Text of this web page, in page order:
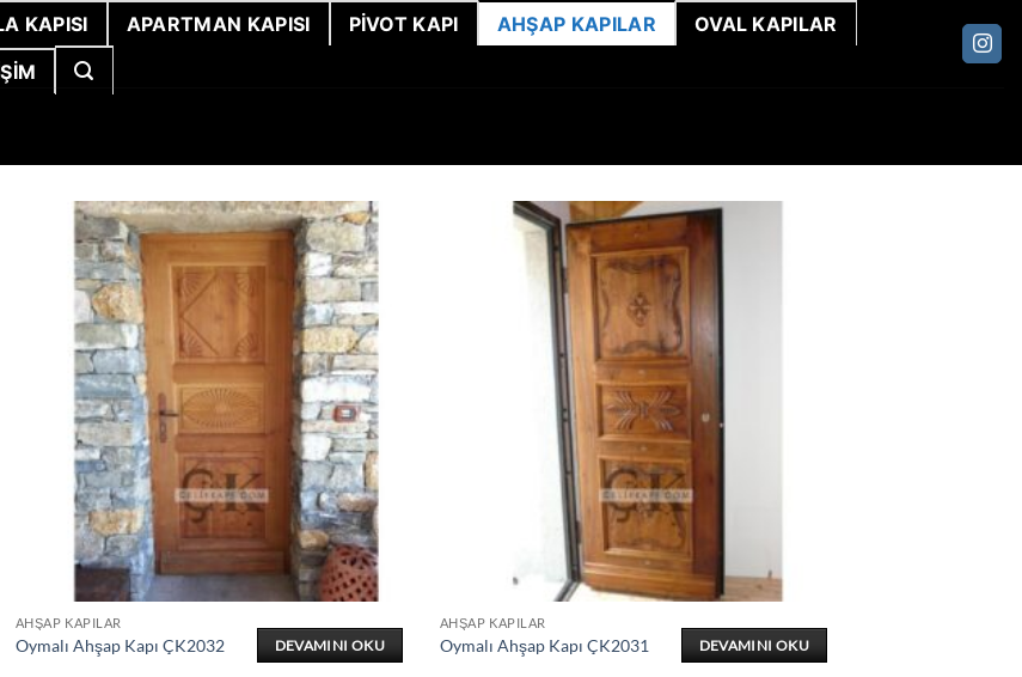
KAPISI APARTMAN KAPISI PIVOT KAPI AHŞAP KAPILAR
OVAL KAPILAR
AHŞAP KAPILAR
Oymalı Ahşap Kapı ÇK2032 DEVAMINI OKU
AHŞAP KAPILAR
Oymalı Ahşap Kapı ÇK2031 DEVAMINI OKU